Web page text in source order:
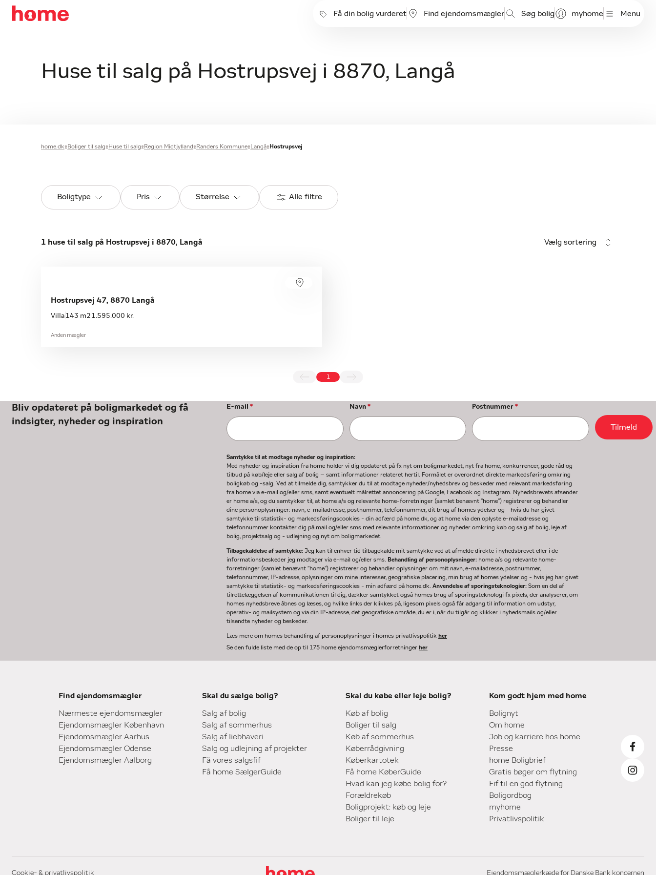
Få din bolig vurderet Find ejendomsmægler Søg bolig myhome Menu
Huse til salg på Hostrupsvej i 8870, Langå
home.dk Boliger til salg Huse til salg Region Midtjylland Randers Kommune Langå Hostrupsvej
Boligtype Pris Størrelse Alle filtre
1 huse til salg på Hostrupsvej i 8870, Langå Vælg sortering
Hostrupsvej 47, 8870 Langå
Villa 143 m2 1.595.000 kr.
Anden mægler
1
Bliv opdateret på boligmarkedet og få
indsigter, nyheder og inspiration
E-mail * Navn * Postnummer*
Tilmeld
Samtykke til at modtage nyheder og inspiration:
Med nyheder og inspiration fra home holder vi dig opdateret på fx nyt om boligmarkedet, nyt fra home, konkurrencer, gode råd og
tilbud på køb/leje eller salg af bolig – samt informationer relateret hertil. Formålet er overordnet direkte markedsføring omkring
boligkøb og -salg. Ved at tilmelde dig, samtykker du til at modtage nyheder/nyhedsbrev og beskeder med relevant markedsføring
fra home via e-mail og/eller sms, samt eventuelt målrettet annoncering på Google, Facebook og Instagram. Nyhedsbrevets afsender
er home a/s, og du samtykker til, at home a/s og relevante home-forretninger (samlet benævnt "home") registrerer og behandler
dine personoplysninger: navn, e-mailadresse, postnummer, telefonnummer, dit brug af homes ydelser og - hvis du har givet
samtykke til statistik- og markedsføringscookies - din adfærd på home.dk, og at home via den oplyste e-mailadresse og
telefonnummer kontakter dig på mail og/eller sms med relevante informationer og nyheder omkring køb og salg af bolig, leje af
bolig, projektsalg og - udlejning og nyt om boligmarkedet.
Tilbagekaldelse af samtykke:Jeg kan til enhver tid tilbagekalde mit samtykke ved at afmelde direkte i nyhedsbrevet eller i de
informationsbeskeder jeg modtager via e-mail og/eller sms. Behandling af personoplysninger: home a/s og relevante home-
forretninger (samlet benævnt "home") registrerer og behandler oplysninger om mit navn, e-mailadresse, postnummer,
telefonnummer, IP-adresse, oplysninger om mine interesser, geografiske placering, min brug af homes ydelser og - hvis jeg har givet
samtykke til statistik- og markedsføringscookies - min adfærd på home.dk. Anvendelse af sporingsteknologier:Som en del af
tilrettelæggelsen af kommunikationen til dig, dækker samtykket også homes brug af sporingsteknologi fx pixels, der analyserer, om
homes nyhedsbreve åbnes og læses, og hvilke links der klikkes på, ligesom pixels også får adgang til information om udstyr,
operativ- og mailsystem og via din IP-adresse, det geografiske område, du er i, når du tilgår og klikker i nyhedsmails og/eller
tilsendte nyheder og beskeder.
Læs mere om homes behandling af personoplysninger i homes privatlivspolitik her
Se den fulde liste med de op til 175 home ejendomsmæglerforretninger her
Find ejendomsmægler
Nærmeste ejendomsmægler
Ejendomsmægler København
Ejendomsmægler Aarhus
Ejendomsmægler Odense
Ejendomsmægler Aalborg
Skal du sælge bolig?
Salg af bolig
Salg af sommerhus
Salg af liebhaveri
Salg og udlejning af projekter
Få vores salgsfif
Få home SælgerGuide
Skal du købe eller leje bolig?
Køb af bolig
Boliger til salg
Køb af sommerhus
Køberrådgivning
Køberkartotek
Få home KøberGuide
Hvad kan jeg købe bolig for?
Forældrekøb
Boligprojekt: køb og leje
Boliger til leje
Kom godt hjem med home
Bolignyt
Om home
Job og karriere hos home
Presse
home Boligbrief
Gratis bøger om flytning
Fif til en god flytning
Boligordbog
myhome
Privatlivspolitik
Cookie- & privatlivspolitik Ejendomsmæglerkæde for Danske Bank koncernen